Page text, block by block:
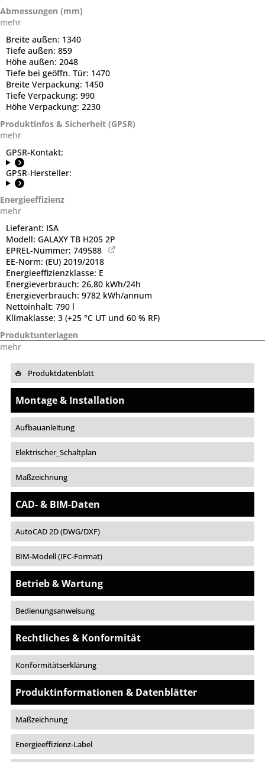
Abmessungen (mm)
mehr
Breite außen: 1340
Tiefe außen: 859
Höhe außen: 2048
Tiefe bei geöffn. Tür: 1470
Breite Verpackung: 1450
Tiefe Verpackung: 990
Höhe Verpackung: 2230
Produktinfos & Sicherheit (GPSR)
mehr
GPSR-Kontakt:
GPSR-Hersteller:
Energieeffizienz
mehr
Lieferant: ISA
Modell: GALAXY TB H205 2P
EPREL-Nummer: 749588
EE-Norm: (EU) 2019/2018
Energieeffizienzklasse: E
Energieverbrauch: 26,80 kWh/24h
Energieverbrauch: 9782 kWh/annum
Nettoinhalt: 790 l
Klimaklasse: 3 (+25 °C UT und 60 % RF)
Produktunterlagen
mehr
Produktdatenblatt
Montage & Installation
Aufbauanleitung
Elektrischer_Schaltplan
Maßzeichnung
CAD- & BIM-Daten
AutoCAD 2D (DWG/DXF)
BIM-Modell (IFC-Format)
Betrieb & Wartung
Bedienungsanweisung
Rechtliches & Konformität
Konformitätserklärung
Produktinformationen & Datenblätter
Maßzeichnung
Energieeffizienz-Label